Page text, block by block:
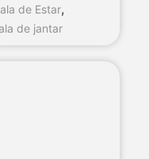
de Estar,
de jantar